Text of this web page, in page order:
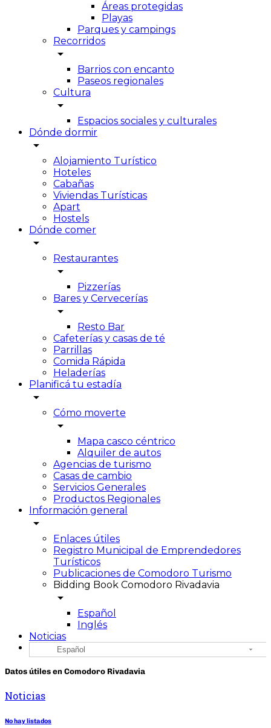
Áreas protegidas
Playas
Parques y campings
Recorridos
arrow_drop_down
Barrios con encanto
Paseos regionales
Cultura
arrow_drop_down
Espacios sociales y culturales
Dónde dormir
arrow_drop_down
Alojamiento Turístico
Hoteles
Cabañas
Viviendas Turísticas
Apart
Hostels
Dónde comer
arrow_drop_down
Restaurantes
arrow_drop_down
Pizzerías
Bares y Cervecerías
arrow_drop_down
Resto Bar
Cafeterías y casas de té
Parrillas
Comida Rápida
Heladerías
Planificá tu estadía
arrow_drop_down
Cómo moverte
arrow_drop_down
Mapa casco céntrico
Alquiler de autos
Agencias de turismo
Casas de cambio
Servicios Generales
Productos Regionales
Información general
arrow_drop_down
Enlaces útiles
Registro Municipal de Emprendedores
Turísticos
Publicaciones de Comodoro Turismo
Bidding Book Comodoro Rivadavia
arrow_drop_down
Español
Inglés
Noticias
Español
Datos útiles en Comodoro Rivadavia
Noticias
No hay listados